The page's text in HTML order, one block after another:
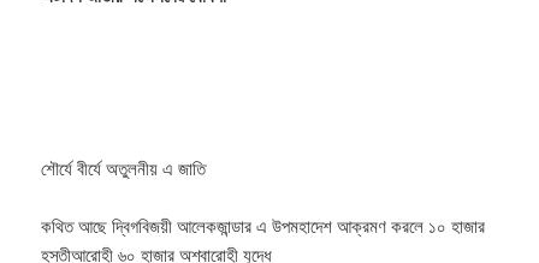
শৌর্যে বীর্যে অতুলনীয় এ জাতি
কথিত আছে দ্বিগবিজয়ী আলেকজান্ডার এ উপমহাদেশ আক্রমণ করলে ১০ হাজার
হস্তীআরোহী ৬০ হাজার অশ্বারোহী যুদ্ধে